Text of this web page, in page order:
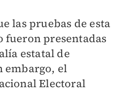
las pruebas de esta
fueron presentadas
estatal de
embargo, el
Electoral